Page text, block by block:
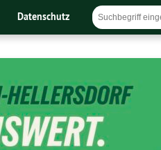
Datenschutz